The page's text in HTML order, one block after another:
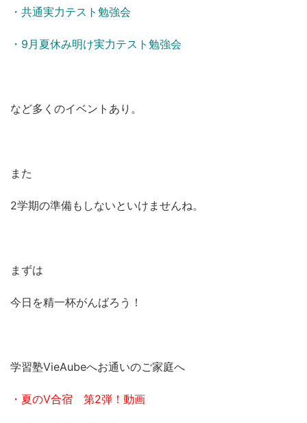
・共通実力テスト勉強会
・9月夏休み明け実力テスト勉強会
など多くのイベントあり。
また
2学期の準備もしないといけませんね。
まずは
今日を精一杯がんばろう！
学習塾VieAubeへお通いのご家庭へ
・夏のV合宿 第2弾！動画